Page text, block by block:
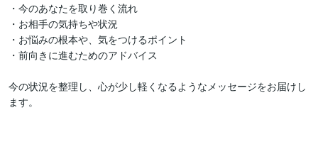
・今のあなたを取り巻く流れ
・お相手の気持ちや状況
・お悩みの根本や、気をつけるポイント
・前向きに進むためのアドバイス
今の状況を整理し、心が少し軽くなるようなメッセージをお届けし
ます。